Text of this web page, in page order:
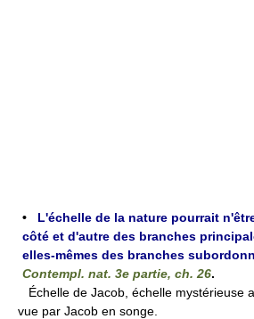
• L'échelle de la nature pourrait
côté et d'autre des branches
elles-mêmes des branches
Contempl. nat. 3e partie, ch. 26.
Échelle de Jacob, échelle mystérieuse
vue par Jacob en songe.